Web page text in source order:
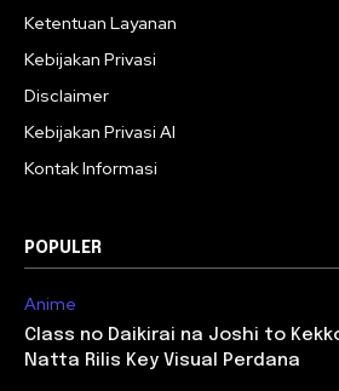
Ketentuan Layanan
Kebijakan Privasi
Disclaimer
Kebijakan Privasi AI
Kontak Informasi
POPULER
Anime
Class no Daikirai na Joshi to
Natta Rilis Key Visual Perdana